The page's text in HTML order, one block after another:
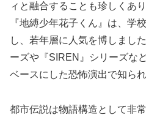
ィと融合することも珍しくあ
『地縛少年花子くん』は、学
し、若年層に人気を博しまし
ーズや『SIREN』シリーズな
ベースにした恐怖演出で知られ
都市伝説は物語構造として非